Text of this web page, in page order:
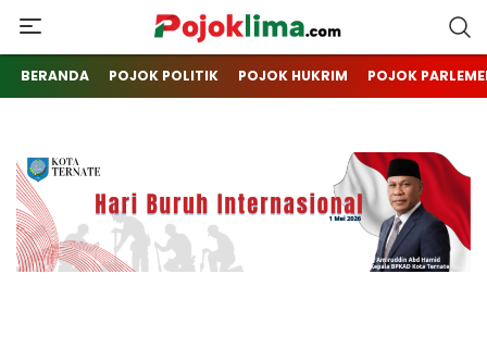
pojoklima.com
Mojokin
BERANDA POJOK POLITIK POJOK HUKRIM POJOK